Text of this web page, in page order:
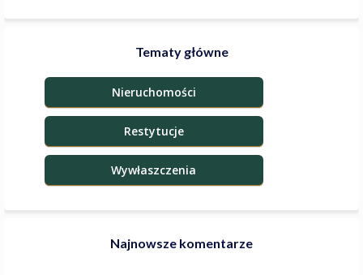
Tematy główne
Nieruchomości
Restytucje
Wywłaszczenia
Najnowsze komentarze